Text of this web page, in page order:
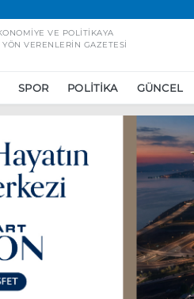
VE POLITIKAYA
YÖN VERENLERIN GAZETESI
SPOR POLITIKA GÜNCEL
Ankara’da
Ünlü çift bir etkinliğe